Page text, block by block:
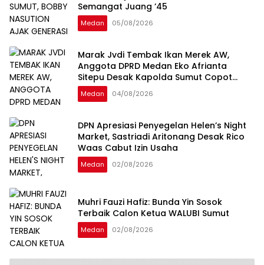
Semangat Juang ’45
Medan 05/08/2026
Marak Jvdi Tembak Ikan Merek AW,
Anggota DPRD Medan Eko Afrianta
Sitepu Desak Kapolda Sumut Copot
Kapolsek Medan Tuntungan
Medan 04/08/2026
DPN Apresiasi Penyegelan Helen’s Night
Market, Sastriadi Aritonang Desak Rico
Waas Cabut Izin Usaha
Medan 02/08/2026
Muhri Fauzi Hafiz: Bunda Yin Sosok
Terbaik Calon Ketua WALUBI Sumut
Medan 02/08/2026